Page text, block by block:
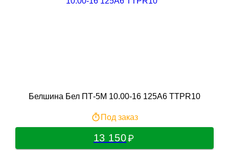
Белшина Бел ПТ-5М 10.00-16 125A6 TTPR10
Под заказ
13 150